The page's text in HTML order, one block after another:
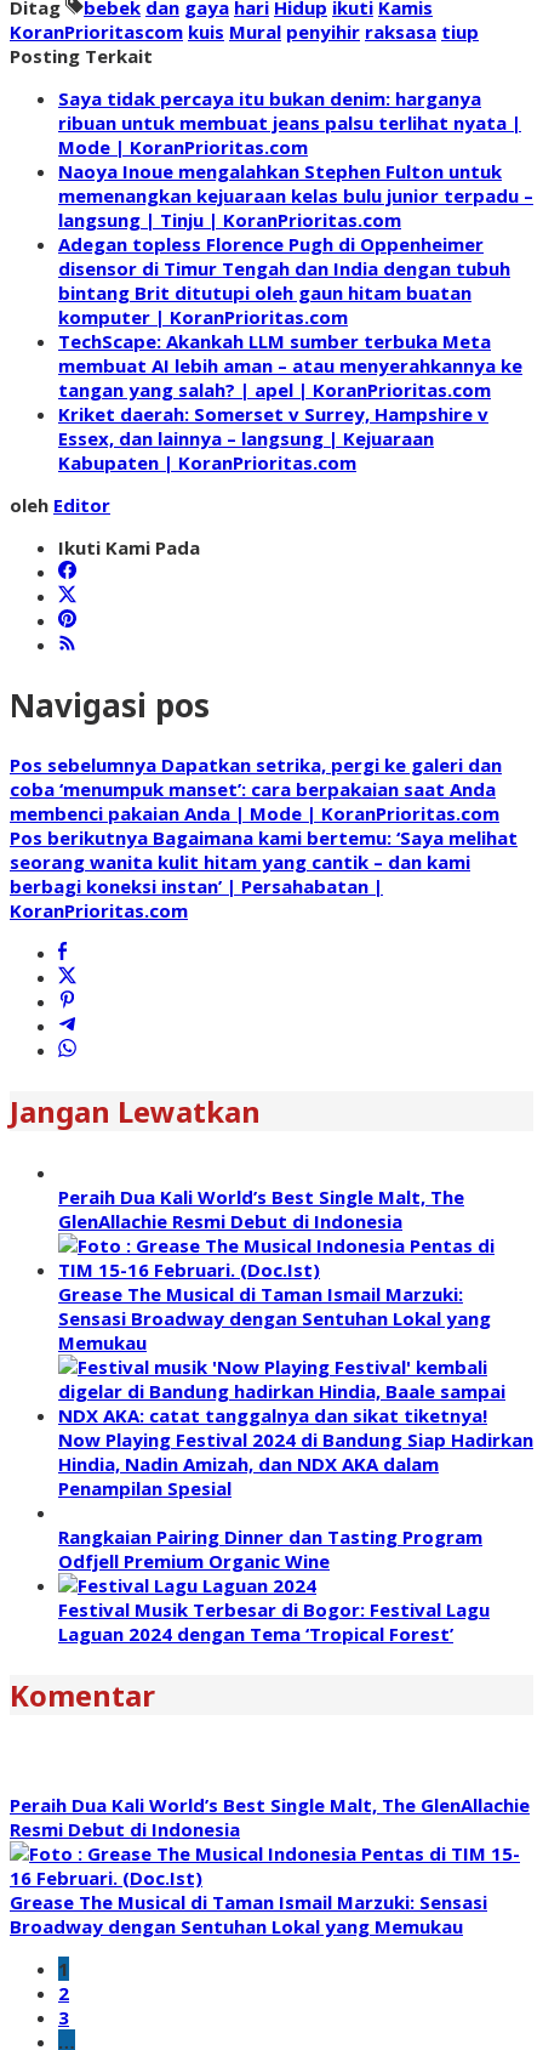
Ditag bebek dan gaya hari Hidup ikuti Kamis
KoranPrioritascom kuis Mural penyihir raksasa tiup
Posting Terkait
Saya tidak percaya itu bukan denim: harganya
ribuan untuk membuat jeans palsu terlihat nyata |
Mode | KoranPrioritas.com
Naoya Inoue mengalahkan Stephen Fulton untuk
memenangkan kejuaraan kelas bulu junior terpadu –
langsung | Tinju | KoranPrioritas.com
Adegan topless Florence Pugh di Oppenheimer
disensor di Timur Tengah dan India dengan tubuh
bintang Brit ditutupi oleh gaun hitam buatan
komputer | KoranPrioritas.com
TechScape: Akankah LLM sumber terbuka Meta
membuat AI lebih aman – atau menyerahkannya ke
tangan yang salah? | apel | KoranPrioritas.com
Kriket daerah: Somerset v Surrey, Hampshire v
Essex, dan lainnya – langsung | Kejuaraan
Kabupaten | KoranPrioritas.com
oleh Editor
Ikuti Kami Pada
Navigasi pos
Pos sebelumnya Dapatkan setrika, pergi ke galeri dan
coba ‘menumpuk manset’: cara berpakaian saat Anda
membenci pakaian Anda | Mode | KoranPrioritas.com
Pos berikutnya Bagaimana kami bertemu: ‘Saya melihat
seorang wanita kulit hitam yang cantik – dan kami
berbagi koneksi instan’ | Persahabatan |
KoranPrioritas.com
Jangan Lewatkan
Peraih Dua Kali World’s Best Single Malt, The
GlenAllachie Resmi Debut di Indonesia
Grease The Musical di Taman Ismail Marzuki:
Sensasi Broadway dengan Sentuhan Lokal yang
Memukau
Now Playing Festival 2024 di Bandung Siap Hadirkan
Hindia, Nadin Amizah, dan NDX AKA dalam
Penampilan Spesial
Rangkaian Pairing Dinner dan Tasting Program
Odfjell Premium Organic Wine
Festival Musik Terbesar di Bogor: Festival Lagu
Laguan 2024 dengan Tema ‘Tropical Forest’
Komentar
Peraih Dua Kali World’s Best Single Malt, The GlenAllachie
Resmi Debut di Indonesia
Grease The Musical di Taman Ismail Marzuki: Sensasi
Broadway dengan Sentuhan Lokal yang Memukau
1
2
3
…